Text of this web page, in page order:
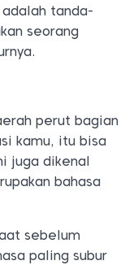
tanda-
seorang
perut bagian
kamu, itu bisa
juga dikenal
bahasa
sebelum
paling subur